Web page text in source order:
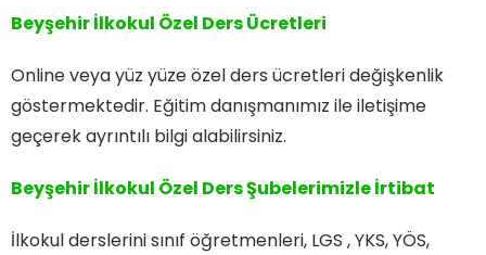
Beyşehir İlkokul Özel Ders Ücretleri
Online veya yüz yüze özel ders ücretleri değişkenlik
göstermektedir. Eğitim danışmanımız ile iletişime
geçerek ayrıntılı bilgi alabilirsiniz.
Beyşehir İlkokul Özel DersŞubelerimizle İrtibat
İlkokul derslerini sınıf öğretmenleri, LGS , YKS, YÖS,